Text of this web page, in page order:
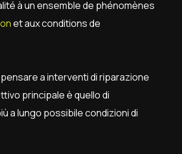
à un ensemble de phénomènes
et aux conditions de
a interventi di riparazione
principale è quello di
a lungo possibile condizioni di